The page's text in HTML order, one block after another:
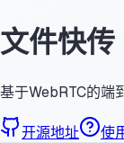
文件快传
基于WebRTC的端
开源地址 使